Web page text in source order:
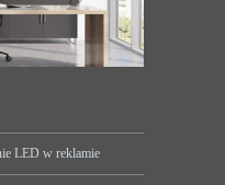
LED w reklamie